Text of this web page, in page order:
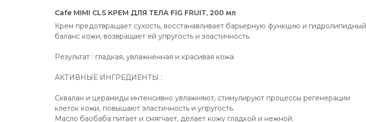
Cafe MIMI CLS КРЕМ ДЛЯ ТЕЛА FIG FRUIT, 200 мл
Крем предотвращает сухость, восстанавливает барьерную функцию и гидролипидный
баланс кожи, возвращает ей упругость и эластичность.
Результат : гладкая, увлажненная и красивая кожа.
АКТИВНЫЕ ИНГРЕДИЕНТЫ :
Сквалан и церамиды интенсивно увлажняют, стимулируют процессы регенерации
клеток кожи, повышают эластичность и упругость.
Масло баобаба питает и смягчает, делает кожу гладкой и нежной.